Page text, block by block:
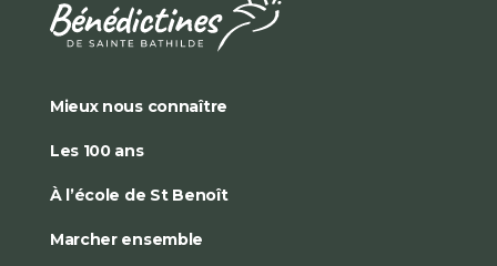
Mieux nous connaître
Les 100 ans
À l’école de St Benoît
Marcher ensemble